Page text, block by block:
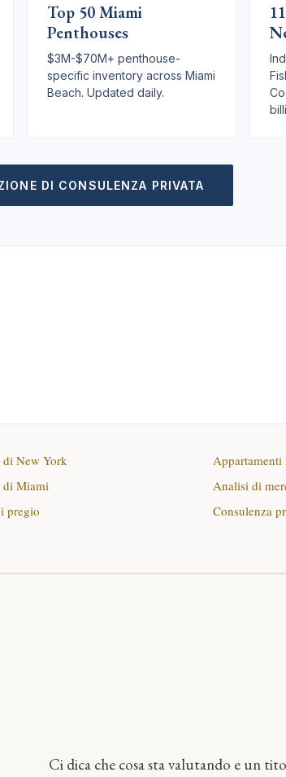
Top 50 Miami
Penthouses
$3M-$70M+ penthouse-
specific inventory across Miami
Beach. Updated daily.
DI CONSULENZA PRIVATA
New York
Miami
Analisi di
pregio
Consulenza
Ci dica che cosa sta valutando e un